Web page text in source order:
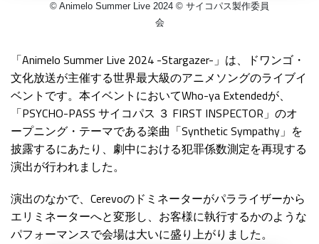
© Animelo Summer Live 2024 © サイコパス製作委員
会
「Animelo Summer Live 2024 -Stargazer-」は、ドワンゴ・
文化放送が主催する世界最大級のアニメソングのライブイ
ベントです。本イベントにおいてWho-ya Extendedが、
「PSYCHO-PASS サイコパス ３ FIRST INSPECTOR」のオ
ープニング・テーマである楽曲「Synthetic Sympathy」を
披露するにあたり、劇中における犯罪係数測定を再現する
演出が行われました。
演出のなかで、Cerevoのドミネーターがパラライザーから
エリミネーターへと変形し、お客様に執行するかのような
パフォーマンスで会場は大いに盛り上がりました。